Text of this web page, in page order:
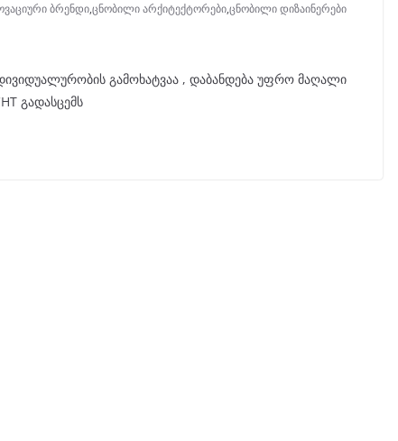
ბრენდი,ცნობილი არქიტექტორები,ცნობილი დიზაინერები
გამოხატვაა , დაბანდება უფრო მაღალი
გადასცემს